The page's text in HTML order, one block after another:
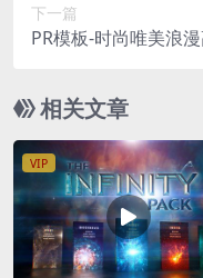
下一篇
PR模板-时尚唯美浪
相关文章
VIP